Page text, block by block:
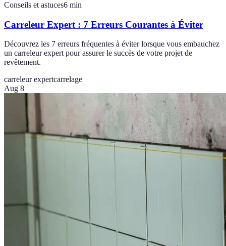
Conseils et astuces6 min
Carreleur Expert : 7 Erreurs Courantes à Éviter
Découvrez les 7 erreurs fréquentes à éviter lorsque vous embauchez
un carreleur expert pour assurer le succès de votre projet de
revêtement.
carreleur expertcarrelage
Aug 8